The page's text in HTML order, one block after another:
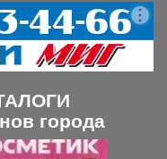
города